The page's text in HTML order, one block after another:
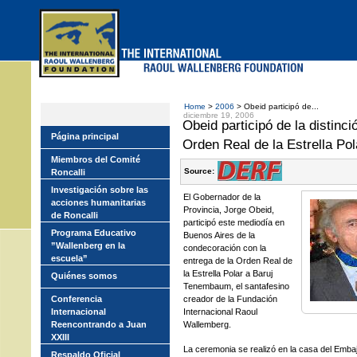
Home > 2006 > Obeid participó de...
diciembre 19, 2006
Obeid participó de la
Orden Real de la Estrella
Source:
El Gobernador de la
Provincia, Jorge Obeid,
participó este mediodía en
Buenos Aires de la
condecoración con la
entrega de la Orden Real de
la Estrella Polar a Baruj
Tenembaum, el santafesino
creador de la Fundación
Internacional Raoul
Wallemberg.
La ceremonia se realizó en la casa del
Página principal
Miembros del Comité
Roncalli
Investigación sobre las
acciones humanitarias
de Roncalli
Programa Educativo
”Wallenberg en la
escuela”
Quiénes somos
Conferencia
Internacional
Reencontrando a Juan
XXIII
Respaldo Oficial